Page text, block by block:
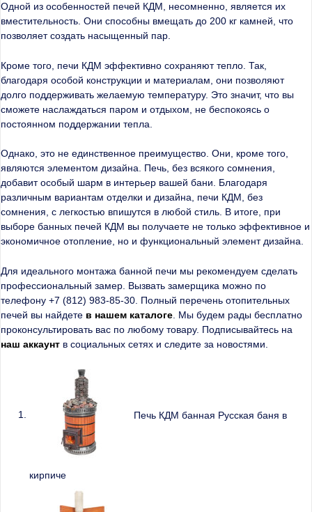
Одной из особенностей печей КДМ, несомненно, является их
вместительность. Они способны вмещать до 200 кг камней, что
позволяет создать насыщенный пар.
Кроме того, печи КДМ эффективно сохраняют тепло. Так,
благодаря особой конструкции и материалам, они позволяют
долго поддерживать желаемую температуру. Это значит, что вы
сможете наслаждаться паром и отдыхом, не беспокоясь о
постоянном поддержании тепла.
Однако, это не единственное преимущество. Они, кроме того,
являются элементом дизайна. Печь, без всякого сомнения,
добавит особый шарм в интерьер вашей бани. Благодаря
различным вариантам отделки и дизайна, печи КДМ, без
сомнения, с легкостью впишутся в любой стиль. В итоге, при
выборе банных печей КДМ вы получаете не только эффективное и
экономичное отопление, но и функциональный элемент дизайна.
Для идеального монтажа банной печи мы рекомендуем сделать
профессиональный замер. Вызвать замерщика можно по
телефону +7 (812) 983-85-30. Полный перечень отопительных
печей вы найдете в нашем каталоге. Мы будем рады бесплатно
проконсультировать вас по любому товару. Подписывайтесь на
наш аккаунт в социальных сетях и следите за новостями.
Печь КДМ банная Русская баня в
кирпиче